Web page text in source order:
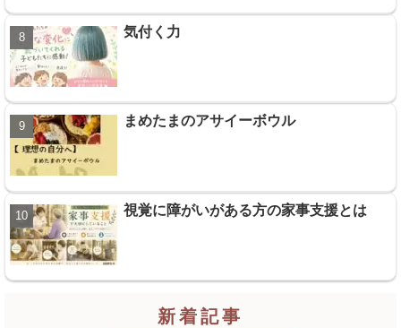
気付く力
まめたまのアサイーボウル
視覚に障がいがある方の家事支援とは
新着記事